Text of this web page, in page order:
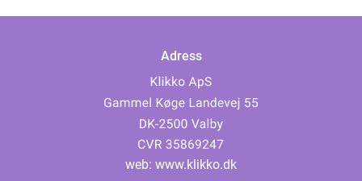
Adress
web: www.klikko.dk